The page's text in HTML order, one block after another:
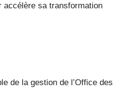
accélère sa transformation
de la gestion de l’Office des